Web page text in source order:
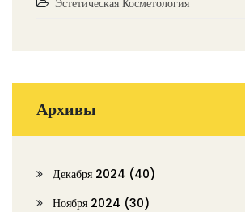
Архивы
Декабря 2024 (40)
Ноября 2024 (30)